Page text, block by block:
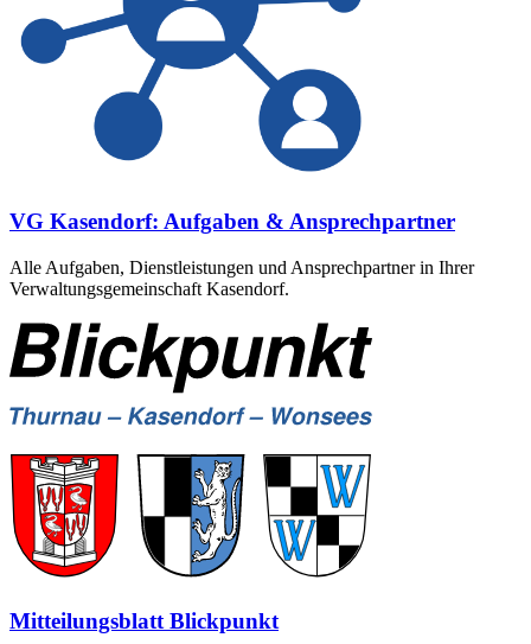
VG Kasendorf: Aufgaben & Ansprechpartner
Alle Aufgaben, Dienstleistungen und Ansprechpartner in Ihrer
Verwaltungsgemeinschaft Kasendorf.
Mitteilungsblatt Blickpunkt